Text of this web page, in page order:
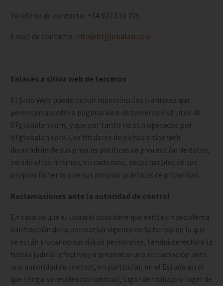
Teléfono de contacto: +34 922 531 725
Email de contacto: info@07globalan.com
Enlaces a sitios web de terceros
El Sitio Web puede incluir hipervínculos o enlaces que
permiten acceder a páginas web de terceros distintos de
07globalan.com, y que por tanto no son operados por
07globalan.com. Los titulares de dichos sitios web
dispondrán de sus propias políticas de protección de datos,
siendo ellos mismos, en cada caso, responsables de sus
propios ficheros y de sus propias prácticas de privacidad.
Reclamaciones ante la autoridad de control
En caso de que el Usuario considere que existe un problema
o infracción de la normativa vigente en la forma en la que
se están tratando sus datos personales, tendrá derecho a la
tutela judicial efectiva y a presentar una reclamación ante
una autoridad de control, en particular, en el Estado en el
que tenga su residencia habitual, lugar de trabajo o lugar de